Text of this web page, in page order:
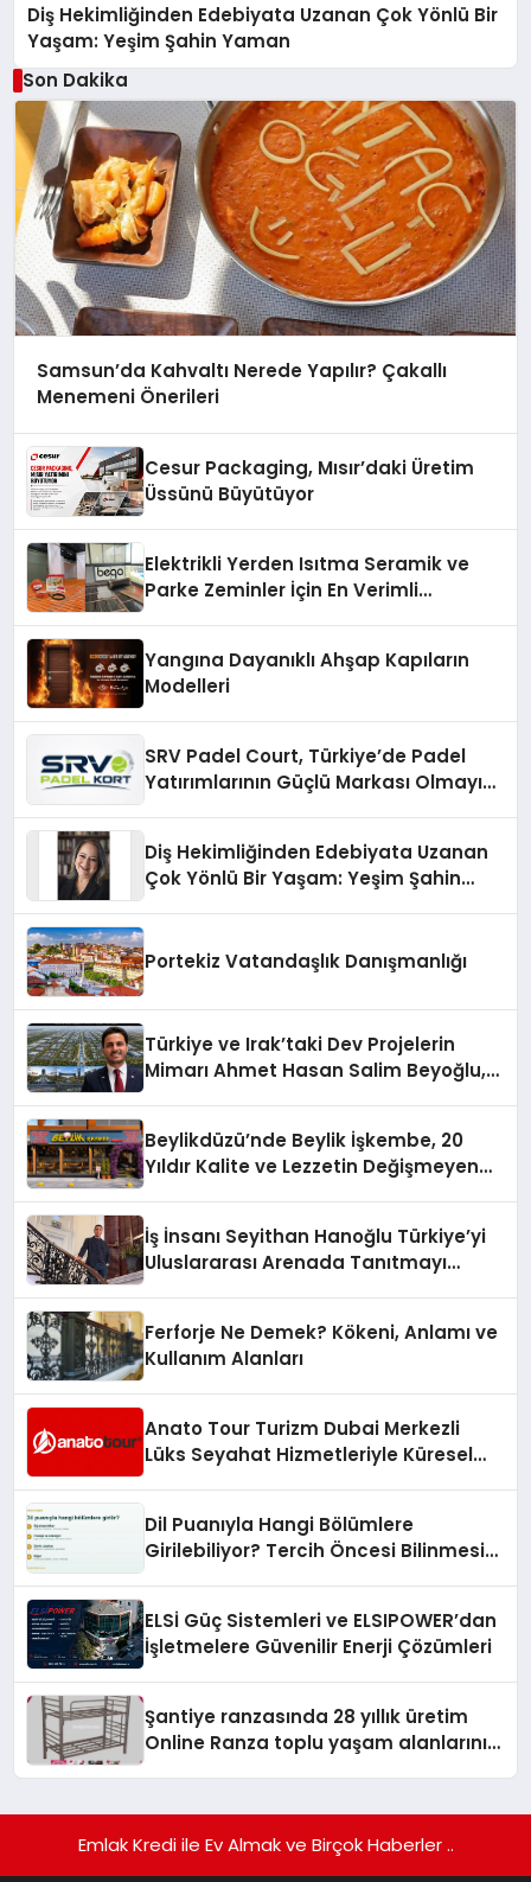
Diş Hekimliğinden Edebiyata Uzanan Çok Yönlü Bir
Yaşam: Yeşim Şahin Yaman
Son Dakika
Samsun’da Kahvaltı Nerede Yapılır? Çakallı
Menemeni Önerileri
Cesur Packaging, Mısır’daki Üretim
Üssünü Büyütüyor
Elektrikli Yerden Isıtma Seramik ve
Parke Zeminler İçin En Verimli
Yangına Dayanıklı Ahşap Kapıların
Modelleri
SRV Padel Court, Türkiye’de Padel
Yatırımlarının Güçlü Markası Olmayı
Diş Hekimliğinden Edebiyata Uzanan
Çok Yönlü Bir Yaşam: Yeşim Şahin
Portekiz Vatandaşlık Danışmanlığı
Türkiye ve Irak’taki Dev Projelerin
Mimarı Ahmet Hasan Salim Beyoğlu,
Hayata Geçirecek
Beylikdüzü’nde Beylik İşkembe, 20
Yıldır Kalite ve Lezzetin Değişmeyen
İş İnsanı Seyithan Hanoğlu Türkiye’yi
Uluslararası Arenada Tanıtmayı
Ferforje Ne Demek? Kökeni, Anlamı ve
Kullanım Alanları
Anato Tour Turizm Dubai Merkezli
Lüks Seyahat Hizmetleriyle Küresel
Dil Puanıyla Hangi Bölümlere
Girilebiliyor? Tercih Öncesi Bilinmesi
ELSİ Güç Sistemleri ve ELSIPOWER’dan
İşletmelere Güvenilir Enerji Çözümleri
Şantiye ranzasında 28 yıllık üretim
Online Ranza toplu yaşam alanlarını
Emlak Kredi ile Ev Almak ve Birçok Haberler ..